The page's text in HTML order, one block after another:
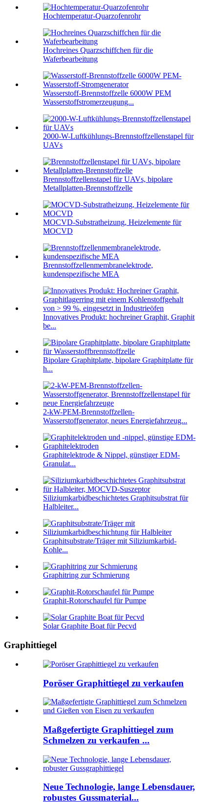
Hochtemperatur-Quarzofenrohr
Hochreines Quarzschiffchen für die
Waferbearbeitung
Wasserstoff-Brennstoffzelle 6000W PEM
Wasserstoffstromerzeugung...
2000-W-Luftkühlungs-Brennstoffzellenstapel für
UAVs
Brennstoffzellenstapel für UAVs, bipolare
Metallplatten-Brennstoffzelle
MOCVD-Substratheizung, Heizelemente für
MOCVD
Brennstoffzellenmembranelektrode,
kundenspezifische MEA
Innovatives Produkt: hochreiner Graphit, Graphit
be...
Bipolare Graphitplatte, bipolare Graphitplatte für
h...
2-kW-PEM-Brennstoffzellen-
Wasserstoffgenerator, neues Energiefahrzeug...
Graphitelektrode & Nippel, günstiger EDM-
Granulat...
Siliziumkarbidbeschichtetes Graphitsubstrat für
Halbleiter...
Graphitsubstrate/Träger mit Siliziumkarbid-
Kohle...
Graphitring zur Schmierung
Graphit-Rotorschaufel für Pumpe
Solar Graphite Boat für Pecvd
Graphittiegel
Poröser Graphittiegel zu verkaufen
Maßgefertigte Graphittiegel zum
Schmelzen zu verkaufen ...
Neue Technologie, lange Lebensdauer,
robustes Gussmaterial...